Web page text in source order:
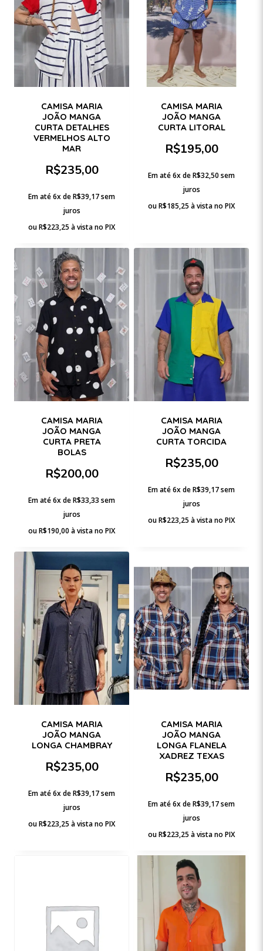
CAMISA MARIA
JOÃO MANGA
CURTA DETALHES
VERMELHOS ALTO
MAR
R$235,00
Em até 6x deR$39,17sem
juros
ouR$223,25 à vista no PIX
CAMISA MARIA
JOÃO MANGA
CURTA LITORAL
R$195,00
Em até 6x deR$32,50 sem
juros
ouR$185,25 à vista no PIX
CAMISA MARIA
JOÃO MANGA
CURTA PRETA
BOLAS
R$200,00
Em até 6x deR$33,33 sem
juros
ouR$190,00 à vista no PIX
CAMISA MARIA
JOÃO MANGA
CURTA TORCIDA
R$235,00
Em até 6x deR$39,17sem
juros
ouR$223,25 à vista no PIX
CAMISA MARIA
JOÃO MANGA
LONGA CHAMBRAY
R$235,00
Em até 6x deR$39,17sem
juros
ouR$223,25 à vista no PIX
CAMISA MARIA
JOÃO MANGA
LONGA FLANELA
XADREZ TEXAS
R$235,00
Em até 6x deR$39,17sem
juros
ouR$223,25 à vista no PIX